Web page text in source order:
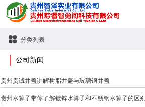
分类列表
公司新闻
贵州贵诚井盖讲解树脂井盖与玻璃钢井盖
贵州水箅子带你了解镀锌水箅子和不锈钢水箅子的区别